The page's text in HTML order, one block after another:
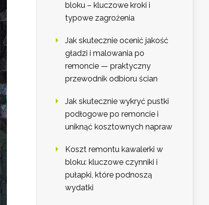
bloku – kluczowe kroki i
typowe zagrożenia
Jak skutecznie ocenić jakość
gładzi i malowania po
remoncie — praktyczny
przewodnik odbioru ścian
Jak skutecznie wykryć pustki
podłogowe po remoncie i
uniknąć kosztownych napraw
Koszt remontu kawalerki w
bloku: kluczowe czynniki i
pułapki, które podnoszą
wydatki